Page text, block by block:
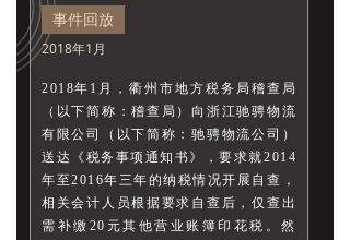
事件回放
2018年1月
2018年1月，衢州市地方税务局稽查局
（以下简称：稽查局）向浙江驰骋物流
有限公司（以下简称：驰骋物流公司）
送达《税务事项通知书》，要求就2014
年至2016年三年的纳税情况开展自查，
相关会计人员根据要求自查后，仅查出
需补缴20元其他营业账簿印花税。然